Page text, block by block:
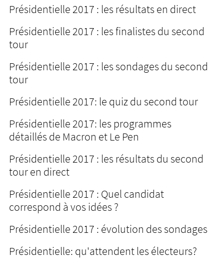
Présidentielle 2017 : les résultats en direct
Présidentielle 2017 : les finalistes du second
tour
Présidentielle 2017 : les sondages du second
tour
Présidentielle 2017: le quiz du second tour
Présidentielle 2017: les programmes
détaillés de Macron et Le Pen
Présidentielle 2017 : les résultats du second
tour en direct
Présidentielle 2017 : Quel candidat
correspond à vos idées ?
Présidentielle 2017 : évolution des sondages
Présidentielle: qu'attendent les électeurs?